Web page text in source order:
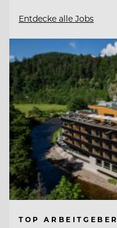
Entdecke alle Jobs
TOP ARBEITGEBER